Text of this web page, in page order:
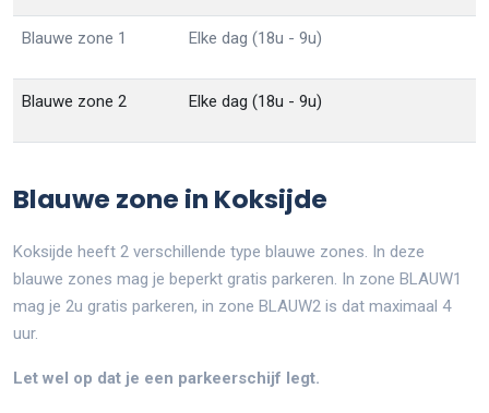
Blauwe zone 1 Elke dag (18u - 9u)
Blauwe zone 2 Elke dag (18u - 9u)
Blauwe zone in Koksijde
Koksijde heeft 2 verschillende type blauwe zones. In deze
blauwe zones mag je beperkt gratis parkeren. In zone BLAUW1
mag je 2u gratis parkeren, in zone BLAUW2 is dat maximaal 4
uur.
Let wel op dat je een parkeerschijf legt.